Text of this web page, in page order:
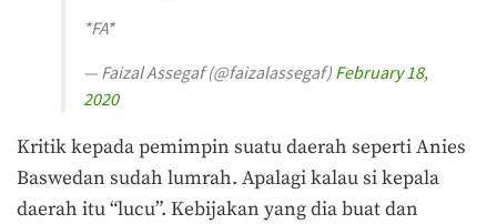
*FA*
— Faizal Assegaf (@faizalassegaf) February 18,
2020
Kritik kepada pemimpin suatu daerah seperti Anies
Baswedan sudah lumrah. Apalagi kalau si kepala
daerah itu “lucu”. Kebijakan yang dia buat dan